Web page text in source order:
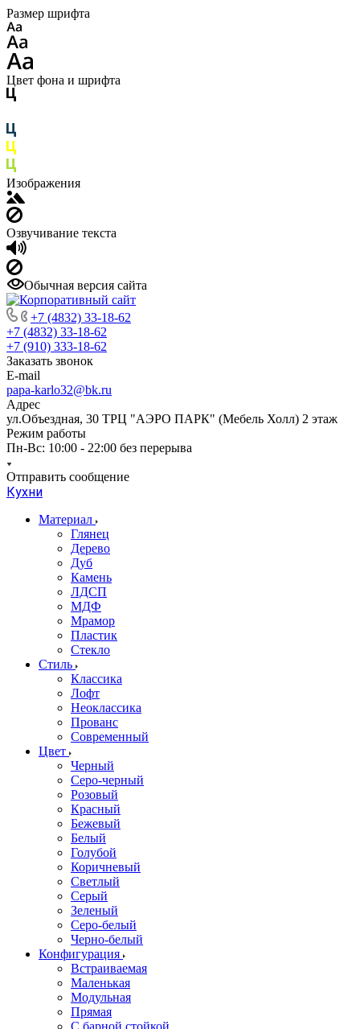
Размер шрифта
Цвет фона и шрифта
Изображения
Озвучивание текста
Обычная версия сайта
+7 (4832) 33-18-62
+7 (4832) 33-18-62
+7 (910) 333-18-62
Заказать звонок
E-mail
papa-karlo32@bk.ru
Адрес
ул.Объездная, 30 ТРЦ "АЭРО ПАРК" (Мебель Холл) 2 этаж
Режим работы
Пн-Вс: 10:00 - 22:00 без перерыва
Отправить сообщение
Кухни
Материал
Глянец
Дерево
Дуб
Камень
ЛДСП
МДФ
Мрамор
Пластик
Стекло
Стиль
Классика
Лофт
Неоклассика
Прованс
Современный
Цвет
Черный
Серо-черный
Розовый
Красный
Бежевый
Белый
Голубой
Коричневый
Светлый
Серый
Зеленый
Серо-белый
Черно-белый
Конфигурация
Встраиваемая
Маленькая
Модульная
Прямая
С барной стойкой